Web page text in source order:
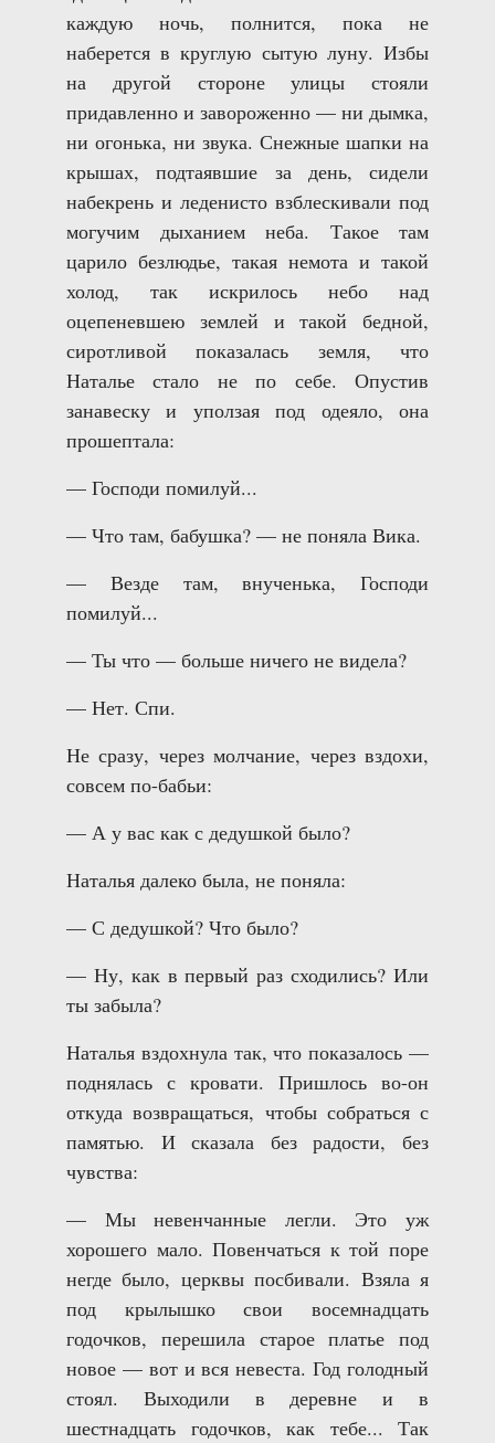
каждую ночь, полнится, пока не
наберется в круглую сытую луну. Избы
на другой стороне улицы стояли
придавленно и завороженно — ни дымка,
ни огонька, ни звука. Снежные шапки на
крышах, подтаявшие за день, сидели
набекрень и леденисто взблескивали под
могучим дыханием неба. Такое там
царило безлюдье, такая немота и такой
холод, так искрилось небо над
оцепеневшею землей и такой бедной,
сиротливой показалась земля, что
Наталье стало не по себе. Опустив
занавеску и уползая под одеяло, она
прошептала:
— Господи помилуй...
— Что там, бабушка? — не поняла Вика.
— Везде там, внученька, Господи
помилуй...
— Ты что — больше ничего не видела?
— Нет. Спи.
Не сразу, через молчание, через вздохи,
совсем по-бабьи:
— А у вас как с дедушкой было?
Наталья далеко была, не поняла:
— С дедушкой? Что было?
— Ну, как в первый раз сходились? Или
ты забыла?
Наталья вздохнула так, что показалось —
поднялась с кровати. Пришлось во-он
откуда возвращаться, чтобы собраться с
памятью. И сказала без радости, без
чувства:
— Мы невенчанные легли. Это уж
хорошего мало. Повенчаться к той поре
негде было, церквы посбивали. Взяла я
под крылышко свои восемнадцать
годочков, перешила старое платье под
новое — вот и вся невеста. Год голодный
стоял. Выходили в деревне и в
шестнадцать годочков, как тебе... Так